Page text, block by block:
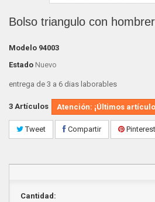
Bolso triangulo con
Modelo 94003
Estado Nuevo
entrega de 3 a 6 dias laborables
3 Artículos Atención: ¡Últimos
Tweet Compartir Pinterest
Cantidad: